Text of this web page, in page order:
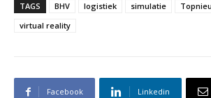
TAGS BHV logistiek simulatie
virtual reality
Facebook Linkedin